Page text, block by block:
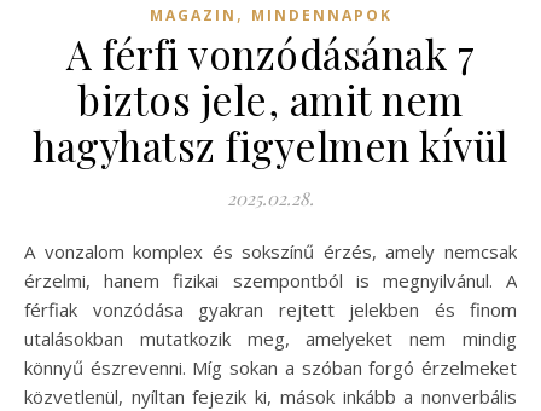
MAGAZIN , MINDENNAPOK
A férfi vonzódásának 7
biztos jele, amit nem
hagyhatsz figyelmen kívül
2025.02.28.
A vonzalom komplex és sokszínű érzés, amely nemcsak
érzelmi, hanem fizikai szempontból is megnyilvánul. A
férfiak vonzódása gyakran rejtett jelekben és finom
utalásokban mutatkozik meg, amelyeket nem mindig
könnyű észrevenni. Míg sokan a szóban forgó érzelmeket
közvetlenül, nyíltan fejezik ki, mások inkább a nonverbális